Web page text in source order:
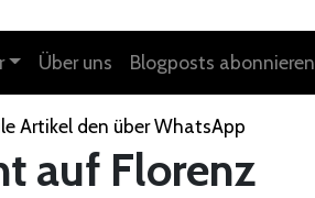
Über uns Blogposts abonnieren
auf Florenz